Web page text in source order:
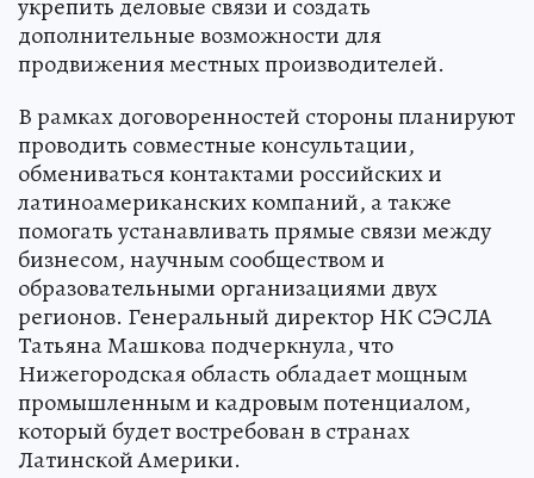
укрепить деловые связи и создать
дополнительные возможности для
продвижения местных производителей.
В рамках договоренностей стороны планируют
проводить совместные консультации,
обмениваться контактами российских и
латиноамериканских компаний, а также
помогать устанавливать прямые связи между
бизнесом, научным сообществом и
образовательными организациями двух
регионов. Генеральный директор НК СЭСЛА
Татьяна Машкова подчеркнула, что
Нижегородская область обладает мощным
промышленным и кадровым потенциалом,
который будет востребован в странах
Латинской Америки.